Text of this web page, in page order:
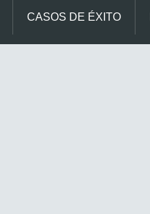
CASOS DE ÉXITO